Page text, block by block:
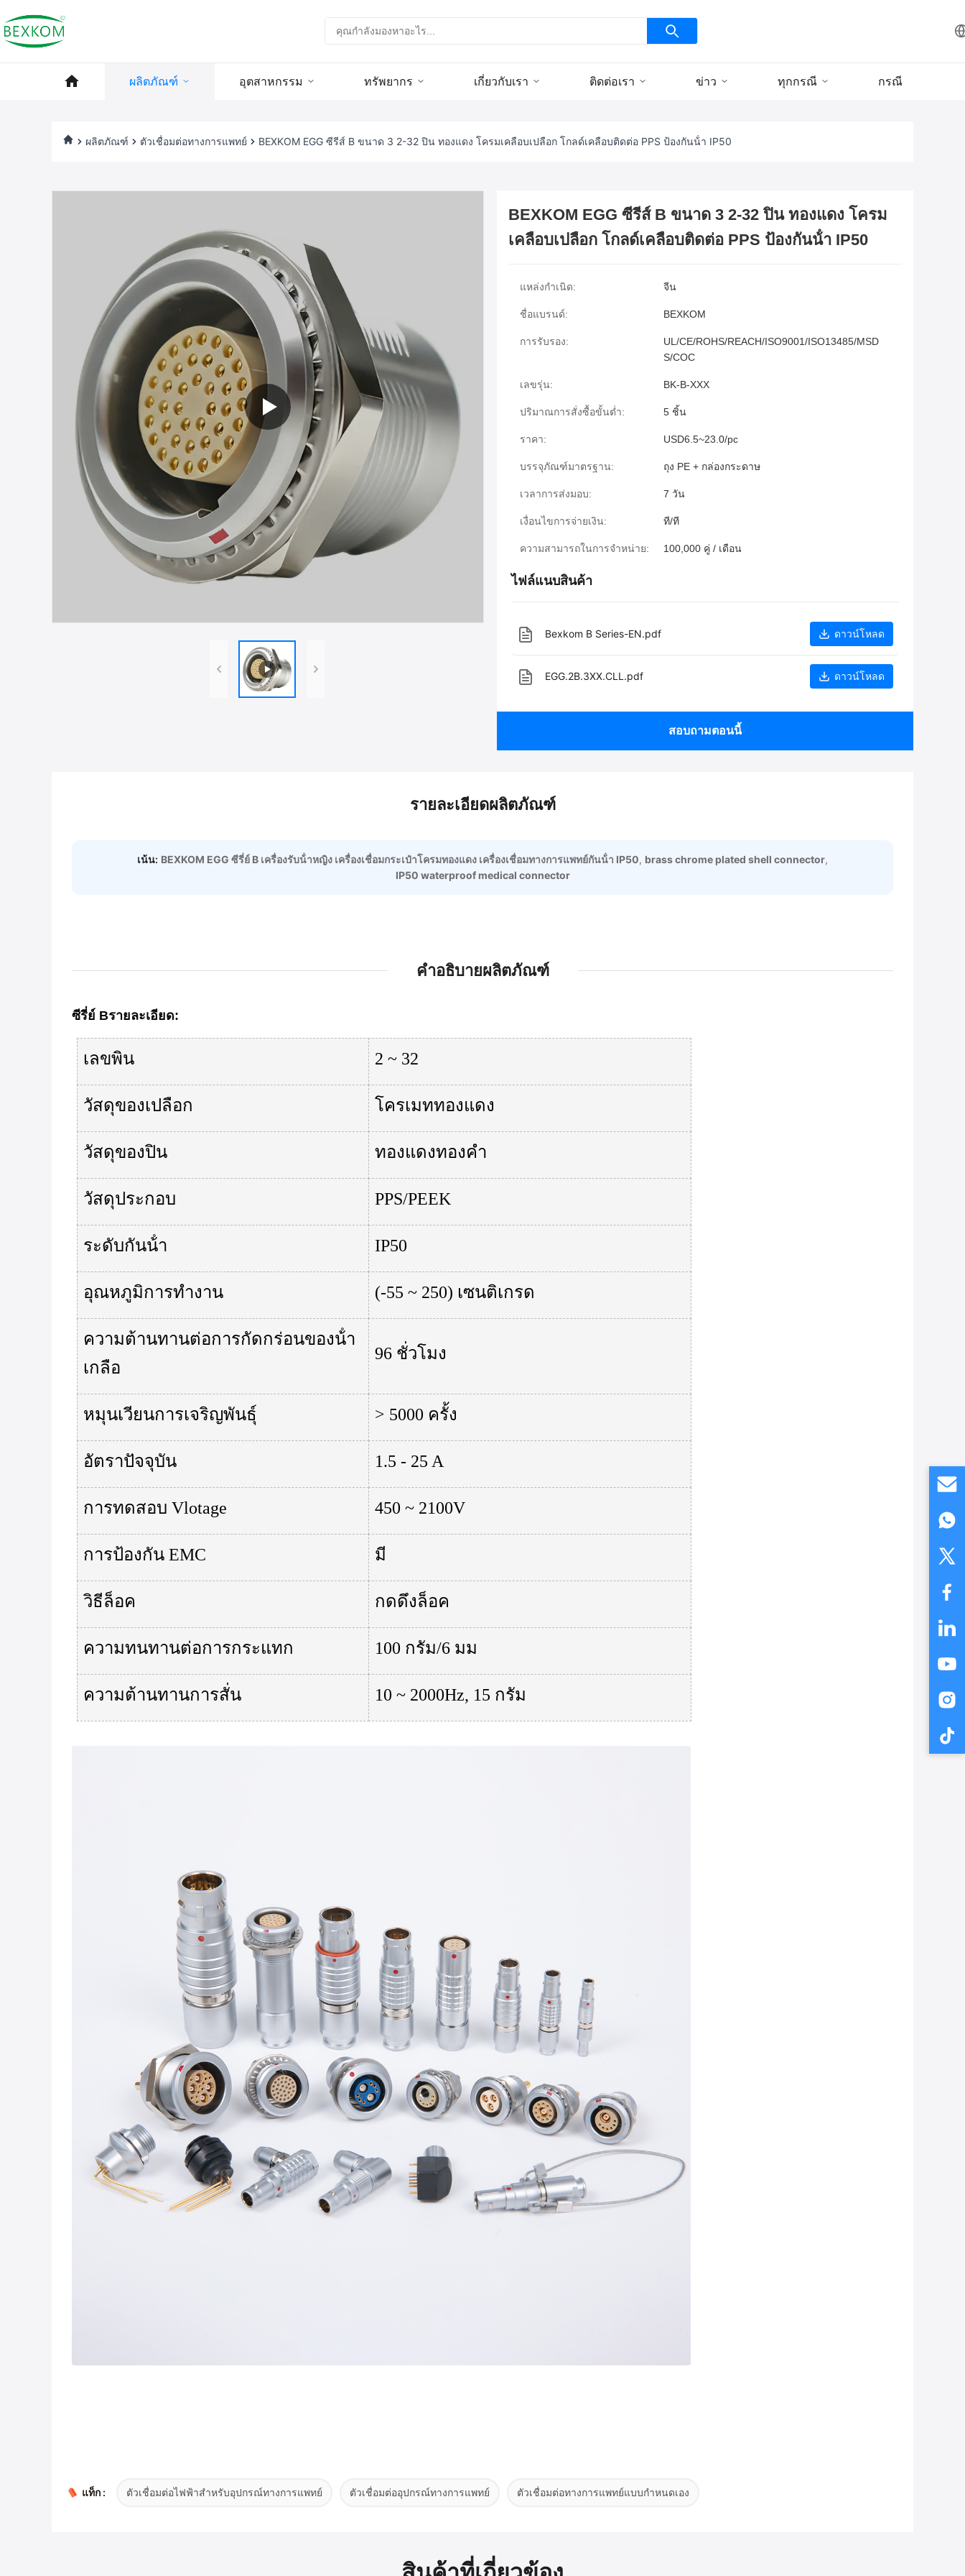
ผลิตภัณฑ์ อุตสาหกรรม ทรัพยากร เกี่ยวกับเรา ติดต่อเรา ข่าว ทุกกรณี กรณี
ผลิตภัณฑ์ ตัวเชื่อมต่อทางการแพทย์ BEXKOM EGG ซีรีส์ B ขนาด 3 2-32 ปิน ทองแดง โครมเคลือบเปลือก โกลด์เคลือบติดต่อ PPS ป้องกันน้ํา IP50
BEXKOM EGG ซีรีส์ B ขนาด 3 2-32 ปิน ทองแดง โครม
เคลือบเปลือก โกลด์เคลือบติดต่อ PPS ป้องกันน้ํา IP50
แหล่งกำเนิด: จีน
ชื่อแบรนด์: BEXKOM
การรับรอง:
UL/CE/ROHS/REACH/ISO9001/ISO13485/MSD
S/COC
เลขรุ่น: BK-B-XXX
ปริมาณการสั่งซื้อขั้นต่ำ: 5 ชิ้น
ราคา: USD6.5~23.0/pc
บรรจุภัณฑ์มาตรฐาน: ถุง PE + กล่องกระดาษ
เวลาการส่งมอบ: 7 วัน
เงื่อนไขการจ่ายเงิน: ที/ที
ความสามารถในการจําหน่าย: 100,000 คู่ / เดือน
ไฟล์แนบสินค้า
Bexkom B Series-EN.pdf ดาวน์โหลด
EGG.2B.3XX.CLL.pdf ดาวน์โหลด
สอบถามตอนนี้
รายละเอียดผลิตภัณฑ์
เน้น: BEXKOM EGG ซีรี่ย์ B เครื่องรับน้ําหญิง เครื่องเชื่อมกระเป๋าโครมทองแดง เครื่องเชื่อมทางการแพทย์กันน้ํา IP50, brass chrome plated shell connector,
IP50 waterproof medical connector
คำอธิบายผลิตภัณฑ์
ซีรี่ย์ Bรายละเอียด:
เลขพิน 2 ~ 32
วัสดุของเปลือก โครเมททองแดง
วัสดุของปิน ทองแดงทองคํา
วัสดุประกอบ PPS/PEEK
ระดับกันน้ํา IP50
อุณหภูมิการทํางาน (-55 ~ 250) เซนติเกรด
ความต้านทานต่อการกัดกร่อนของน้ํา
เกลือ
96 ชั่วโมง
หมุนเวียนการเจริญพันธุ์ > 5000 ครั้ง
อัตราปัจจุบัน 1.5 - 25 A
การทดสอบ Vlotage 450 ~ 2100V
การป้องกัน EMC มี
วิธีล็อค กดดึงล็อค
ความทนทานต่อการกระแทก 100 กรัม/6 มม
ความต้านทานการสั่น 10 ~ 2000Hz, 15 กรัม
แท็ก : ตัวเชื่อมต่อไฟฟ้าสำหรับอุปกรณ์ทางการแพทย์ ตัวเชื่อมต่ออุปกรณ์ทางการแพทย์ ตัวเชื่อมต่อทางการแพทย์แบบกำหนดเอง